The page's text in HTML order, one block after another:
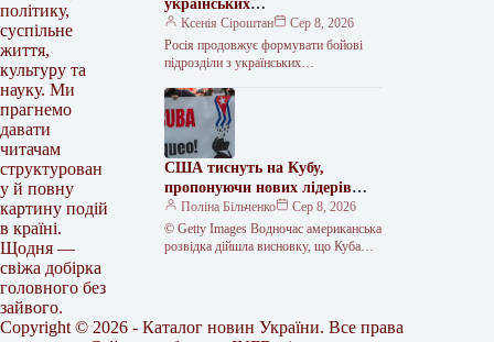
політику,
суспільне
життя,
культуру та
науку. Ми
прагнемо
давати
читачам
структурован
у й повну
картину подій
в країні.
Щодня —
свіжа добірка
головного без
зайвого.
українських
військовополонених
Ксенія Сіроштан
Сер 8, 2026
Росія продовжує формувати бойові
підрозділи з українських
норм міжнародного гуманітарного
права та Женевської конвенції. Про це
США тиснуть на Кубу,
пропонуючи нових лідерів
острівній державі
Поліна Більченко
Сер 8, 2026
© Getty Images Водночас американська
розвідка дійшла висновку, що Куба
Copyright © 2026 - Каталог новин України. Все права